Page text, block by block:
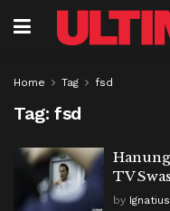
Home Tag fsd
Tag: fsd
TV
by